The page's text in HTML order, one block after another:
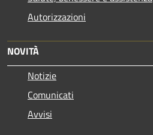
Autorizzazioni
NOVITÀ
Notizie
Comunicati
Avvisi